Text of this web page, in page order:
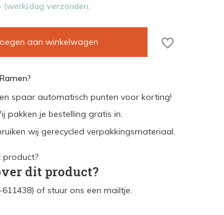
(werk)dag verzonden.
aan winkelwagen
spaar automatisch punten voor korting!
pakken je bestelling gratis in.
wij gerecycled verpakkingsmateriaal.
dit product?
of stuur ons een mailtje.